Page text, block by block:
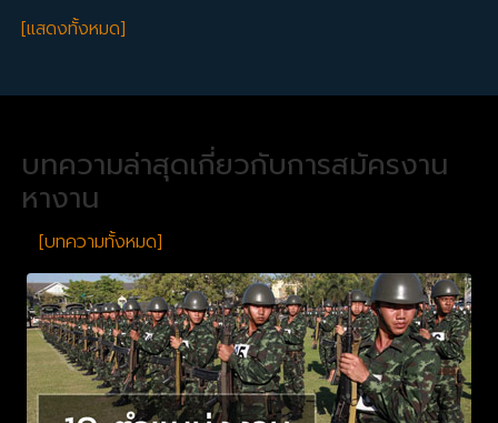
[แสดงทั้งหมด]
บทความล่าสุดเกี่ยวกับการสมัครงาน
หางาน
[บทความทั้งหมด]